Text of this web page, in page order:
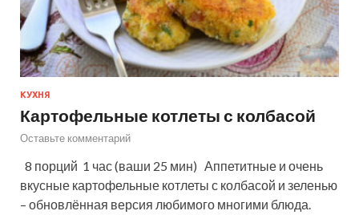
КУХНЯ
Картофельные котлеты с колбасой
Оставьте комментарий
8 порций 1 час (ваши 25 мин) Аппетитные и очень
вкусные картофельные котлеты с колбасой и зеленью
– обновлённая версия любимого многими блюда.